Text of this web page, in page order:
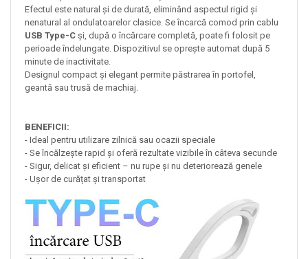
Efectul este natural și de durată, eliminând aspectul rigid și
nenatural al ondulatoarelor clasice. Se încarcă comod prin cablu
USB Type-C și, după o încărcare completă, poate fi folosit pe
perioade îndelungate. Dispozitivul se oprește automat după 5
minute de inactivitate.
Designul compact și elegant permite păstrarea în portofel,
geantă sau trusă de machiaj.
BENEFICII:
- Ideal pentru utilizare zilnică sau ocazii speciale
- Se încălzește rapid și oferă rezultate vizibile în câteva secunde
- Sigur, delicat și eficient – nu rupe și nu deteriorează genele
- Ușor de curățat și transportat